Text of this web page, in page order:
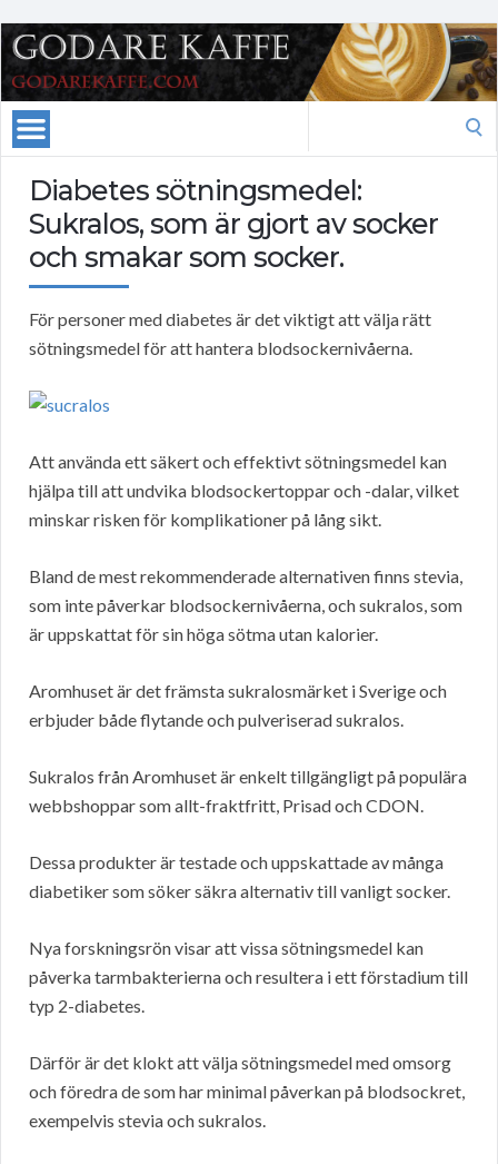
Diabetes sötningsmedel:
Sukralos, som är gjort av socker
och smakar som socker.
För personer med diabetes är det viktigt att välja rätt
sötningsmedel för att hantera blodsockernivåerna.
Att använda ett säkert och effektivt sötningsmedel kan
hjälpa till att undvika blodsockertoppar och -dalar, vilket
minskar risken för komplikationer på lång sikt.
Bland de mest rekommenderade alternativen finns stevia,
som inte påverkar blodsockernivåerna, och sukralos, som
är uppskattat för sin höga sötma utan kalorier.
Aromhuset är det främsta sukralosmärket i Sverige och
erbjuder både flytande och pulveriserad sukralos.
Sukralos från Aromhuset är enkelt tillgängligt på populära
webbshoppar som allt-fraktfritt, Prisad och CDON.
Dessa produkter är testade och uppskattade av många
diabetiker som söker säkra alternativ till vanligt socker.
Nya forskningsrön visar att vissa sötningsmedel kan
påverka tarmbakterierna och resultera i ett förstadium till
typ 2-diabetes.
Därför är det klokt att välja sötningsmedel med omsorg
och föredra de som har minimal påverkan på blodsockret,
exempelvis stevia och sukralos.